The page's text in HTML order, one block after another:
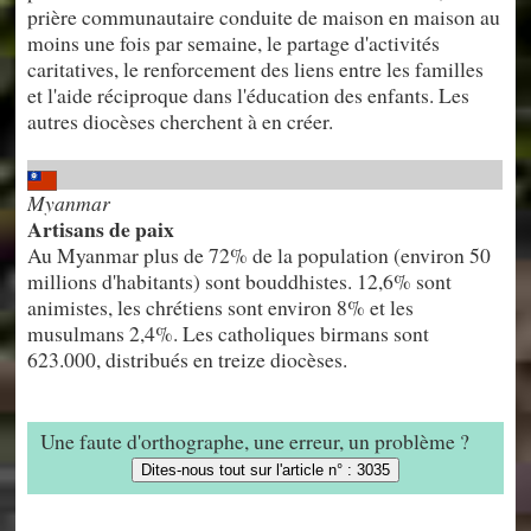
prière communautaire conduite de maison en maison au
moins une fois par semaine, le partage d'activités
caritatives, le renforcement des liens entre les familles
et l'aide réciproque dans l'éducation des enfants. Les
autres diocèses cherchent à en créer.
Myanmar
Artisans de paix
Au Myanmar plus de 72% de la population (environ 50
millions d'habitants) sont bouddhistes. 12,6% sont
animistes, les chrétiens sont environ 8% et les
musulmans 2,4%. Les catholiques birmans sont
623.000, distribués en treize diocèses.
Une faute d'orthographe, une erreur, un problème ?
Dites-nous tout sur l'article n° : 3035